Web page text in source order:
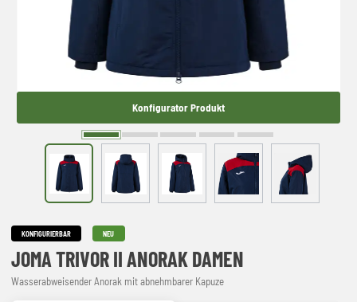
Konfigurator Produkt
KONFIGURIERBAR NEU
JOMA TRIVOR II ANORAK DAMEN
Wasserabweisender Anorak mit abnehmbarer Kapuze